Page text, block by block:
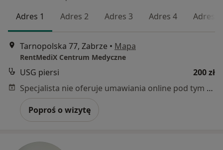
Adres 1 Adres 2 Adres 3 Adres 4 Adres 5
Tarnopolska 77, Zabrze • Mapa
RentMediX Centrum Medyczne
USG piersi
200 zł
Specjalista nie oferuje umawiania online pod tym adresem.
Poproś o wizytę